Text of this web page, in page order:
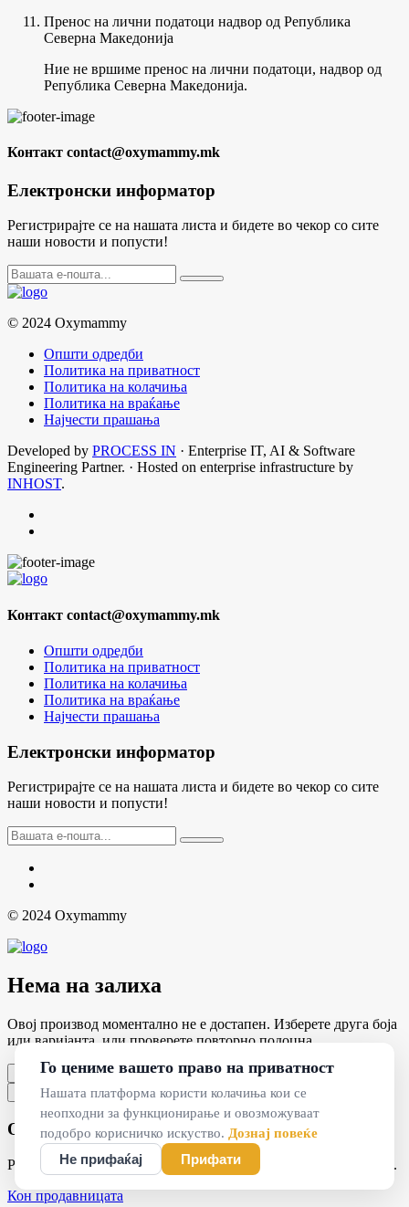
Пренос на лични податоци надвор од Република
Северна Македонија
Ние не вршиме пренос на лични податоци, надвор од
Република Северна Македонија.
Контакт contact@oxymammy.mk
Електронски информатор
Регистрирајте се на нашата листа и бидете во чекор со сите
наши новости и попусти!
© 2024 Oxymammy
Општи одредби
Политика на приватност
Политика на колачиња
Политика на враќање
Најчести прашања
Developed by PROCESS IN · Enterprise IT, AI & Software
Engineering Partner. · Hosted on enterprise infrastructure by
INHOST.
Контакт contact@oxymammy.mk
Општи одредби
Политика на приватност
Политика на колачиња
Политика на враќање
Најчести прашања
Електронски информатор
Регистрирајте се на нашата листа и бидете во чекор со сите
наши новости и попусти!
© 2024 Oxymammy
Нема на залиха
Овој производ моментално не е достапен. Изберете друга боја
или варијанта, или проверете повторно подоцна.
Во ред
Оваа страница е во тек на изработка
Работиме на оваа секција. Наскоро ќе биде достапна на сајтот.
Кон продавницата
Го цениме вашето право на приватност
Нашата платформа користи колачиња кои се
неопходни за функционирање и овозможуваат
подобро корисничко искуство. Дознај повеќе
Не прифаќај Прифати